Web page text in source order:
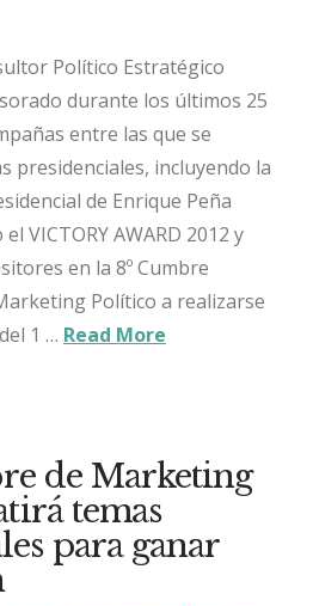
Político Estratégico
durante los últimos 25
entre las que se
presidenciales, incluyendo la
de Enrique Peña
VICTORY AWARD 2012 y
en la 8º Cumbre
Político a realizarse
1 … Read More
de Marketing
temas
para ganar